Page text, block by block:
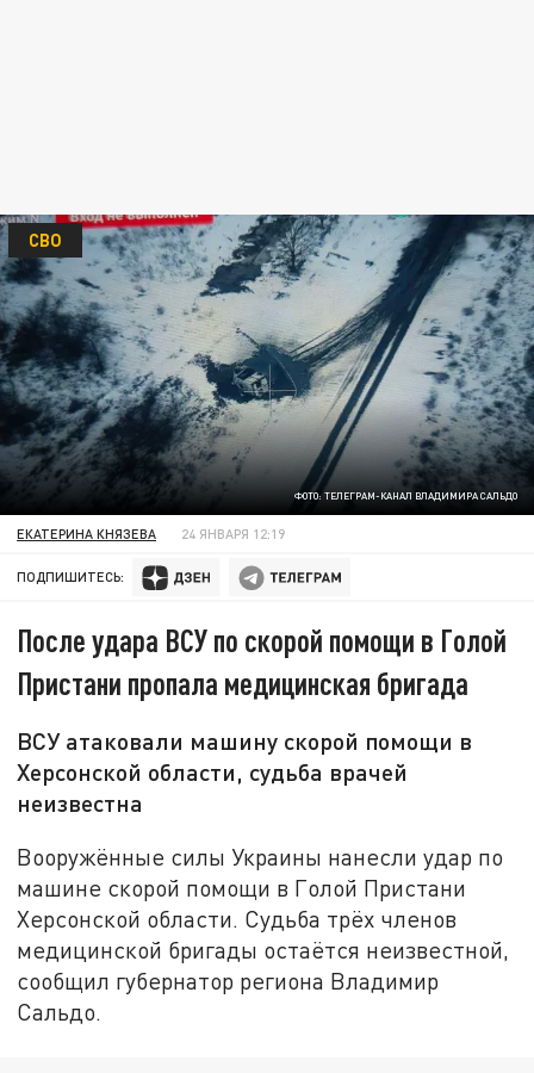
ФОТО: ТЕЛЕГРАМ-КАНАЛ ВЛАДИМИРА САЛЬДО
СВО
ЕКАТЕРИНА КНЯЗЕВА 24 ЯНВАРЯ 12:19
ПОДПИШИТЕСЬ:
После удара ВСУ по скорой помощи в Голой
Пристани пропала медицинская бригада
ВСУ атаковали машину скорой помощи в
Херсонской области, судьба врачей
неизвестна
Вооружённые силы Украины нанесли удар по
машине скорой помощи в Голой Пристани
Херсонской области. Судьба трёх членов
медицинской бригады остаётся неизвестной,
сообщил губернатор региона Владимир
Сальдо.